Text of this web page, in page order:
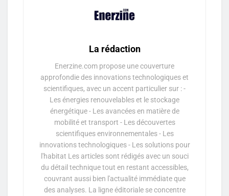
La rédaction
Enerzine.com propose une couverture
approfondie des innovations technologiques et
scientifiques, avec un accent particulier sur : -
Les énergies renouvelables et le stockage
énergétique - Les avancées en matière de
mobilité et transport - Les découvertes
scientifiques environnementales - Les
innovations technologiques - Les solutions pour
l'habitat Les articles sont rédigés avec un souci
du détail technique tout en restant accessibles,
couvrant aussi bien l'actualité immédiate que
des analyses. La ligne éditoriale se concentre